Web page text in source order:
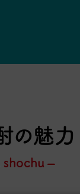
の魅力
–